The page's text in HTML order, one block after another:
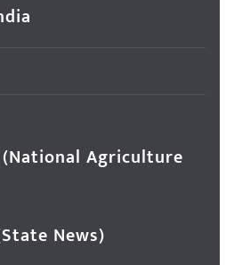
(National Agriculture
News)